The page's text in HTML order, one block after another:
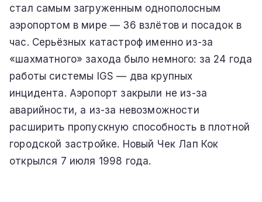
стал самым загруженным однополосным
аэропортом в мире — 36 взлётов и посадок в
час. Серьёзных катастроф именно из-за
«шахматного» захода было немного: за 24 года
работы системы IGS — два крупных
инцидента. Аэропорт закрыли не из-за
аварийности, а из-за невозможности
расширить пропускную способность в плотной
городской застройке. Новый Чек Лап Кок
открылся 7 июля 1998 года.